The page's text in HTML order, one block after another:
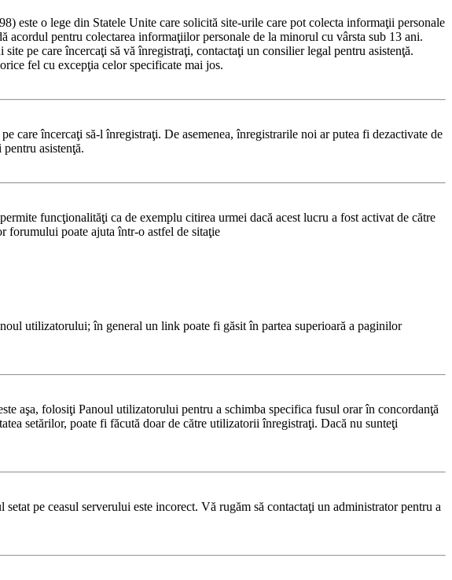
o lege din Statele Unite care solicită site-urile care pot colecta informaţii personale
pentru colectarea informaţiilor personale de la minorul cu vârsta sub 13 ani.
pe care încercaţi să vă înregistraţi, contactaţi un consilier legal pentru asistenţă.
fel cu excepţia celor specificate mai jos.
care încercaţi să-l înregistraţi. De asemenea, înregistrarile noi ar putea fi dezactivate de
asistenţă.
funcţionalităţi ca de exemplu citirea urmei dacă acest lucru a fost activat de către
forumului poate ajuta într-o astfel de sitaţie
utilizatorului; în general un link poate fi găsit în partea superioară a paginilor
aşa, folosiţi Panoul utilizatorului pentru a schimba specifica fusul orar în concordanţă
setărilor, poate fi făcută doar de către utilizatorii înregistraţi. Dacă nu sunteţi
pe ceasul serverului este incorect. Vă rugăm să contactaţi un administrator pentru a